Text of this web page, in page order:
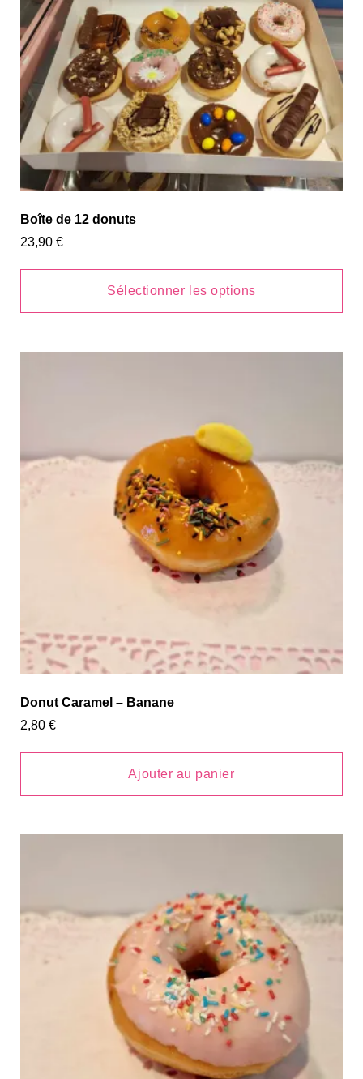
Boîte de 12 donuts
23,90 €
Sélectionner les options
Donut Caramel – Banane
2,80 €
Ajouter au panier